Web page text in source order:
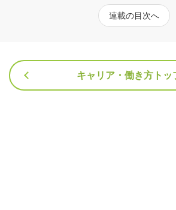
連載の目次へ
キャリア・働き方トッ